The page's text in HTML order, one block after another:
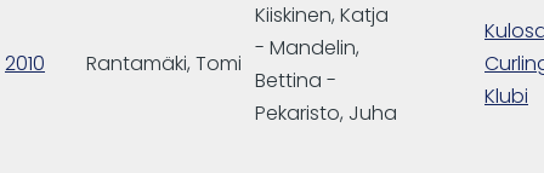
2010 Rantamäki, Tomi
Kiiskinen, Katja
- Mandelin,
Bettina -
Pekaristo, Juha
Klubi